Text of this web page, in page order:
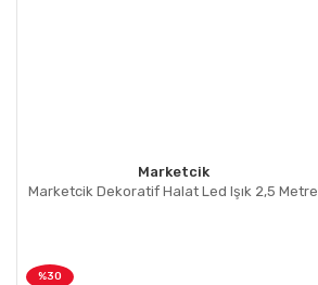
Marketcik
Marketcik Dekoratif Halat Led Işık 2,5 Metre
%30